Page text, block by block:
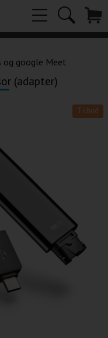
og google Meet
(adapter)
Tilbud